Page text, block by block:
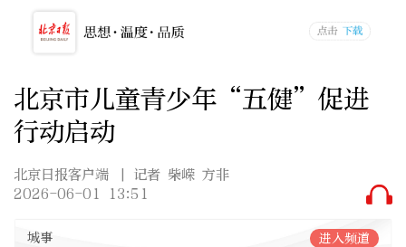
北京市儿童青少年“五健”促进
行动启动
北京日报客户端
| 记者 柴嵘 方非
2026-06-01 13:51
城事 进入频道